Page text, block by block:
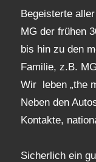
Begeisterte
MG der frühen
bis hin zu den
Familie, z.B.
Wir leben „the
Neben den
Kontakte,
Sicherlich ein